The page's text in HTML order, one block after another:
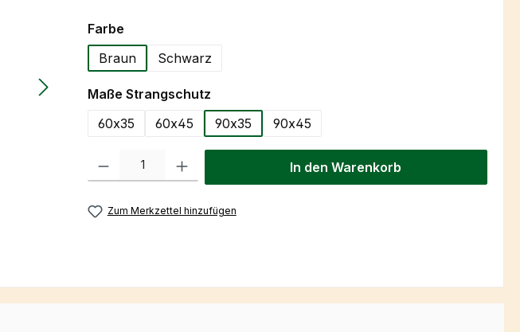
Farbeauswählen
Braun
Schwarz
Maße Strangschutzauswählen
60x35
60x45 90x35 90x45
Produkt Anzahl: Gib den gewünschten Wert ein oder benutze die Schaltflächen
In den Warenkorb
Zum Merkzettel hinzufügen